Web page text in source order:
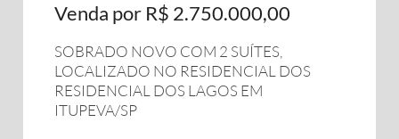
Venda por R$ 2.750.000,00
SOBRADO NOVO COM 2 SUÍTES,
LOCALIZADO NO RESIDENCIAL DOS
RESIDENCIAL DOS LAGOS EM
ITUPEVA/SP